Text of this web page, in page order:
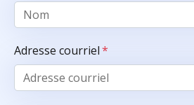
Adresse courriel*